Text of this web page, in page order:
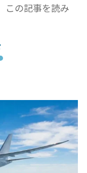
この記事を読み